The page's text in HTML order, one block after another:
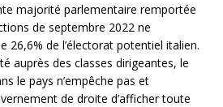
majorité parlementaire remportée
de septembre 2022 ne
26,6% de l’électorat potentiel italien.
auprès des classes dirigeantes, le
le pays n’empêche pas et
de droite d’afficher toute